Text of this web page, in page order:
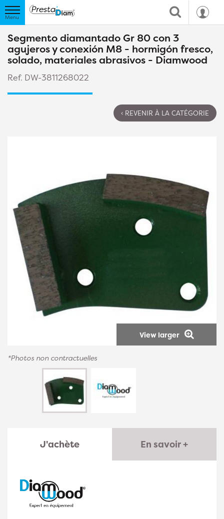
Segmento diamantado Gr 80 con 3
agujeros y conexión M8 - hormigón fresco,
solado, materiales abrasivos - Diamwood
Ref. DW-3811268022
‹ REVENIR À LA CATÉGORIE
View larger
*Photos non contractuelles
J'achète En savoir +